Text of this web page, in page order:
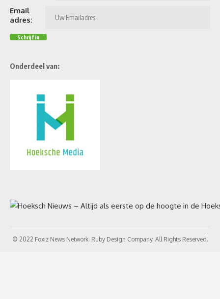
Email
adres:
Onderdeel van:
© 2022 Foxiz News Network. Ruby Design Company. All Rights Reserved.